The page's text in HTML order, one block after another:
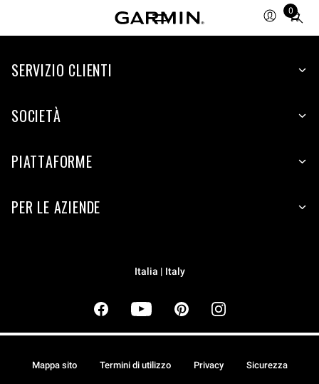
0
Total
SERVIZIO CLIENTI
SOCIETÀ
PIATTAFORME
PER LE AZIENDE
Italia | Italy
Mappa sito Termini di utilizzo Privacy Sicurezza